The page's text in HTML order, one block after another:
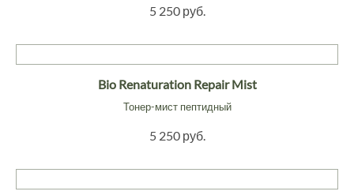
5 250 руб.
Bio Renaturation Repair Mist
Тонер-мист пептидный
5 250 руб.